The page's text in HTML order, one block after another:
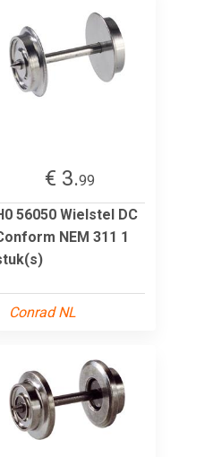
€ 3.99
56050 Wielstel DC
NEM 311 1
Conrad NL